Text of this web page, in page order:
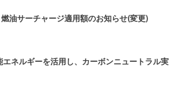
油サーチャージ適用額のお知らせ(変更)
ネルギーを活用し、カーボンニュートラル実